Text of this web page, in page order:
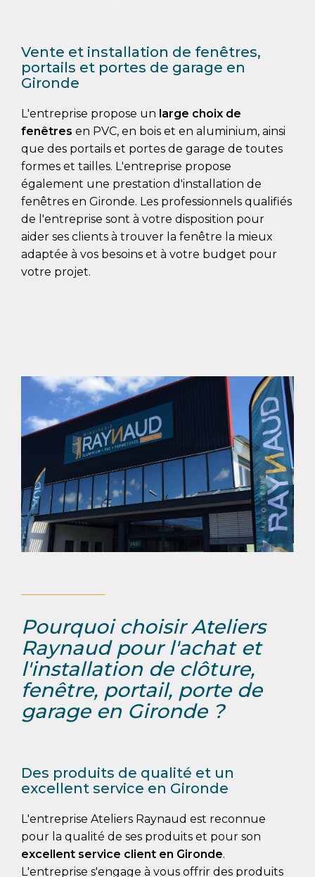
Vente et installation de fenêtres,
portails et portes de garage en
Gironde
L'entreprise propose un large choix de
fenêtres en PVC, en bois et en aluminium, ainsi
que des portails et portes de garage de toutes
formes et tailles. L'entreprise propose
également une prestation d'installation de
fenêtres en Gironde. Les professionnels qualifiés
de l'entreprise sont à votre disposition pour
aider ses clients à trouver la fenêtre la mieux
adaptée à vos besoins et à votre budget pour
votre projet.
Pourquoi choisir Ateliers
Raynaud pour l'achat et
l'installation de clôture,
fenêtre, portail, porte de
garage en Gironde ?
Des produits de qualité et un
excellent service en Gironde
L'entreprise Ateliers Raynaud est reconnue
pour la qualité de ses produits et pour son
excellent service client en Gironde.
L'entreprise s'engage à vous offrir des produits